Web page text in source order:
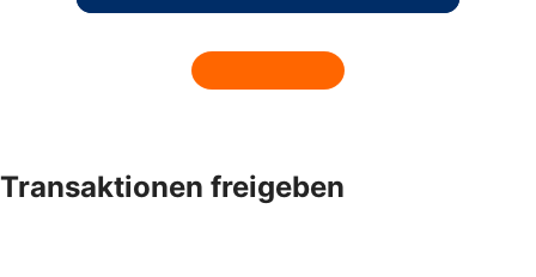
Transaktionen freigeben